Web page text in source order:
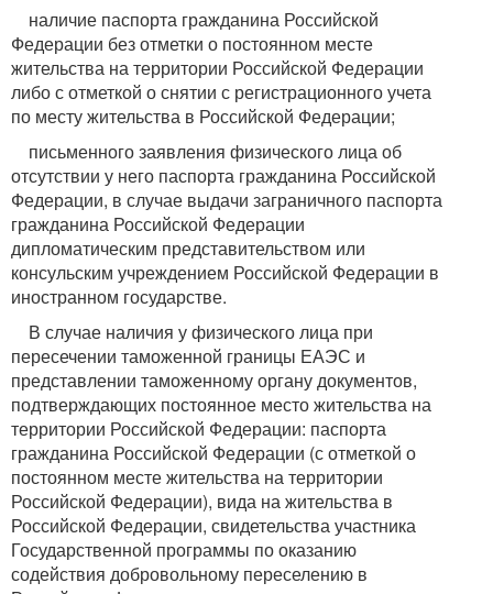
наличие паспорта гражданина Российской
Федерации без отметки о постоянном месте
жительства на территории Российской Федерации
либо с отметкой о снятии с регистрационного учета
по месту жительства в Российской Федерации;
письменного заявления физического лица об
отсутствии у него паспорта гражданина Российской
Федерации, в случае выдачи заграничного паспорта
гражданина Российской Федерации
дипломатическим представительством или
консульским учреждением Российской Федерации в
иностранном государстве.
В случае наличия у физического лица при
пересечении таможенной границы ЕАЭС и
представлении таможенному органу документов,
подтверждающих постоянное место жительства на
территории Российской Федерации: паспорта
гражданина Российской Федерации (с отметкой о
постоянном месте жительства на территории
Российской Федерации), вида на жительства в
Российской Федерации, свидетельства участника
Государственной программы по оказанию
содействия добровольному переселению в